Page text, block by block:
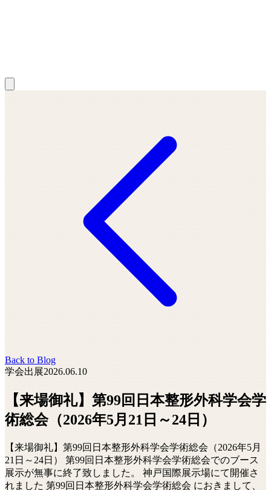
Back to Blog
学会出展2026.06.10
【来場御礼】第99回日本整形外科学会学
術総会（2026年5月21日～24日）
【来場御礼】第99回日本整形外科学会学術総会（2026年5月
21日～24日） 第99回日本整形外科学会学術総会でのブース
展示が無事に終了致しました。 神戸国際展示場にて開催さ
れました 第99回日本整形外科学会学術総会 におきまして、